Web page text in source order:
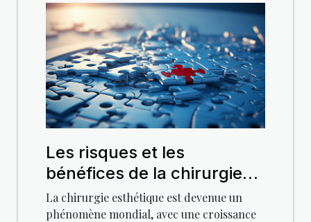
Les risques et les
bénéfices de la chirurgie
esthétique en Tunisie
La chirurgie esthétique est devenue un
phénomène mondial, avec une croissance